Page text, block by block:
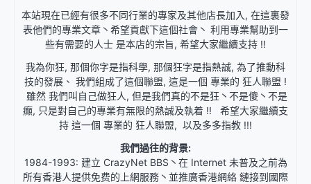
本站現在已經有很多不同行業的專家及其他店長加入, 在這裏發
表他們的專業文章丶希望貢獻下這個社會丶 利用專業幫助到一
些有需要的人士 是本店的宗旨, 希望大家繼續支持 !!
我為你狂, 那個你字是指科學, 那個狂字是指熱誠, 為了推動科
技的發展、 我們組成了這個聯盟, 這是一個 專業的 狂人聯盟 !
雖然 我們叫自己做狂人, 但是我們真的不是狂丶不是傻丶不是
癲, 只是對自己的專業有無限的熱誠及執着 !! 希望大家繼續支
持 這一個 專業的 狂人聯盟, 以及多多指教 !!!
我們過往的背景:
1984-1993: 建立 CrazyNet BBS丶在 Internet 未普及之前為
所有香港人提供免费的上網服務丶並推廣香港網絡 鏈接到國際